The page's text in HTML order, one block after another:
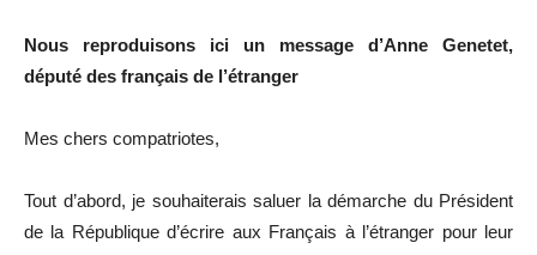
Nous reproduisons ici un message d’Anne Genetet,
député des français de l’étranger
Mes chers compatriotes,
Tout d’abord, je souhaiterais saluer la démarche du Président
de la République d’écrire aux Français à l’étranger pour leur